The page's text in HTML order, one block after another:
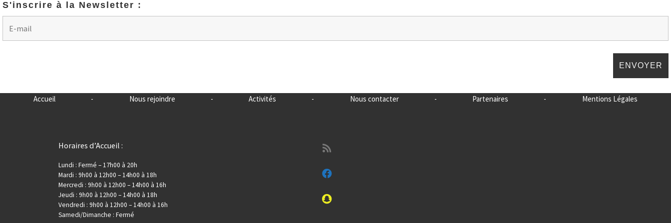
S'inscrire à la Newsletter :
Accueil - Nous rejoindre - Activités - Nous contacter - Partenaires - Mentions Légales
Horaires d’Accueil :
Lundi : Fermé – 17h00 à 20h
Mardi : 9h00 à 12h00 – 14h00 à 18h
Mercredi : 9h00 à 12h00 – 14h00 à 16h
Jeudi : 9h00 à 12h00 – 14h00 à 18h
Vendredi : 9h00 à 12h00 – 14h00 à 16h
Samedi/Dimanche : Fermé